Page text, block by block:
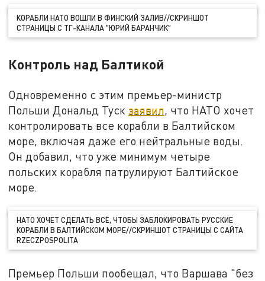
КОРАБЛИ НАТО ВОШЛИ В ФИНСКИЙ ЗАЛИВ//СКРИНШОТ
СТРАНИЦЫ С ТГ-КАНАЛА "ЮРИЙ БАРАНЧИК"
Контроль над Балтикой
Одновременно с этим премьер-министр
Польши Дональд Тускзаявил, что НАТО хочет
контролировать все корабли в Балтийском
море, включая даже его нейтральные воды.
Он добавил, что уже минимум четыре
польских корабля патрулируют Балтийское
море.
НАТО ХОЧЕТ СДЕЛАТЬ ВСЁ, ЧТОБЫ ЗАБЛОКИРОВАТЬ РУССКИЕ
КОРАБЛИ В БАЛТИЙСКОМ МОРЕ//СКРИНШОТ СТРАНИЦЫ С САЙТА
RZECZPOSPOLITA
Премьер Польши пообещал, что Варшава "без